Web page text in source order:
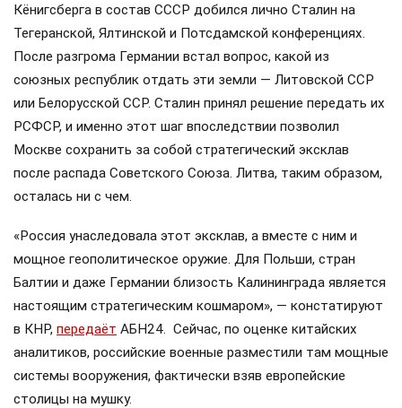
Кёнигсберга в состав СССР добился лично Сталин на
Тегеранской, Ялтинской и Потсдамской конференциях.
После разгрома Германии встал вопрос, какой из
союзных республик отдать эти земли — Литовской ССР
или Белорусской ССР. Сталин принял решение передать их
РСФСР, и именно этот шаг впоследствии позволил
Москве сохранить за собой стратегический эксклав
после распада Советского Союза. Литва, таким образом,
осталась ни с чем.
«Россия унаследовала этот эксклав, а вместе с ним и
мощное геополитическое оружие. Для Польши, стран
Балтии и даже Германии близость Калининграда является
настоящим стратегическим кошмаром», — констатируют
в КНР, передаёт АБН24. Сейчас, по оценке китайских
аналитиков, российские военные разместили там мощные
системы вооружения, фактически взяв европейские
столицы на мушку.